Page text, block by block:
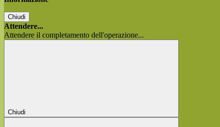
Chiudi
Attendere...
Attendere il completamento dell'operazione...
Chiudi